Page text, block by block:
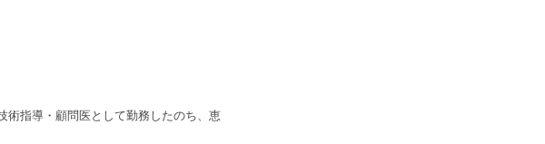
術指導・顧問医として勤務したのち、恵